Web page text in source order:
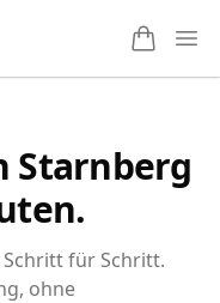
Starnberg
für Schritt.
ohne